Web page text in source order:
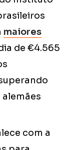
maiores
de €4.565
com a